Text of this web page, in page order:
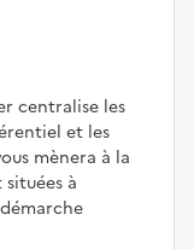
centralise les
et les
mènera à la
à